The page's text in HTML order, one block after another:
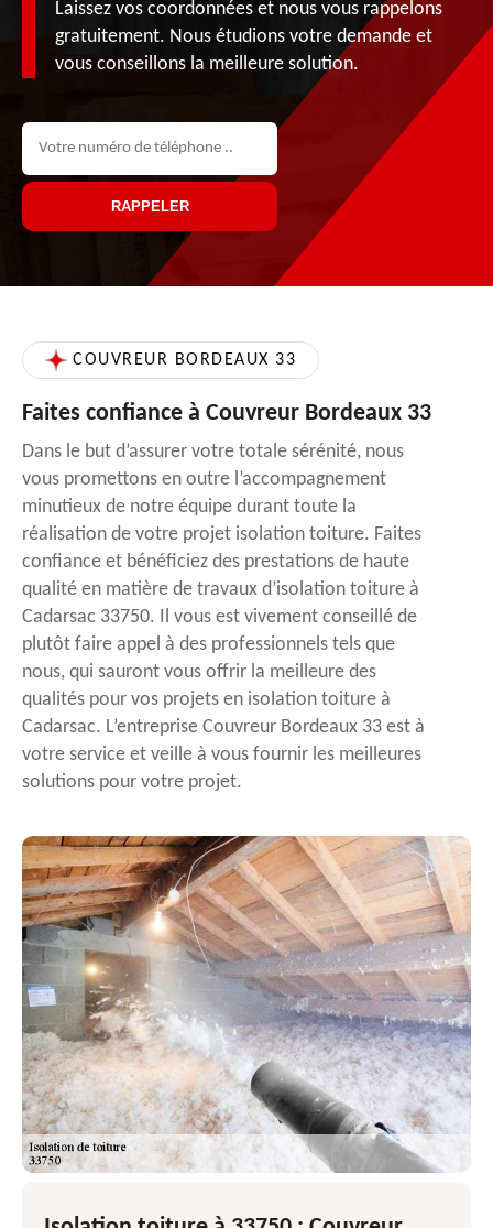
Laissez vos coordonnées et nous vous rappelons
gratuitement. Nous étudions votre demande et
vous conseillons la meilleure solution.
COUVREUR BORDEAUX 33
Faites confiance à Couvreur Bordeaux 33
Dans le but d’assurer votre totale sérénité, nous
vous promettons en outre l’accompagnement
minutieux de notre équipe durant toute la
réalisation de votre projet isolation toiture. Faites
confiance et bénéficiez des prestations de haute
qualité en matière de travaux d’isolation toiture à
Cadarsac 33750. Il vous est vivement conseillé de
plutôt faire appel à des professionnels tels que
nous, qui sauront vous offrir la meilleure des
qualités pour vos projets en isolation toiture à
Cadarsac. L’entreprise Couvreur Bordeaux 33 est à
votre service et veille à vous fournir les meilleures
solutions pour votre projet.